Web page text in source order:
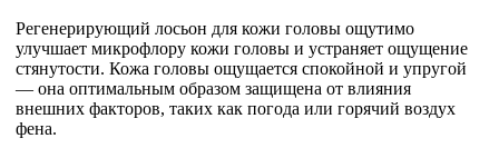
Регенерирующий лосьон для кожи головы ощутимо
улучшает микрофлору кожи головы и устраняет ощущение
стянутости. Кожа головы ощущается спокойной и упругой
— она оптимальным образом защищена от влияния
внешних факторов, таких как погода или горячий воздух
фена.